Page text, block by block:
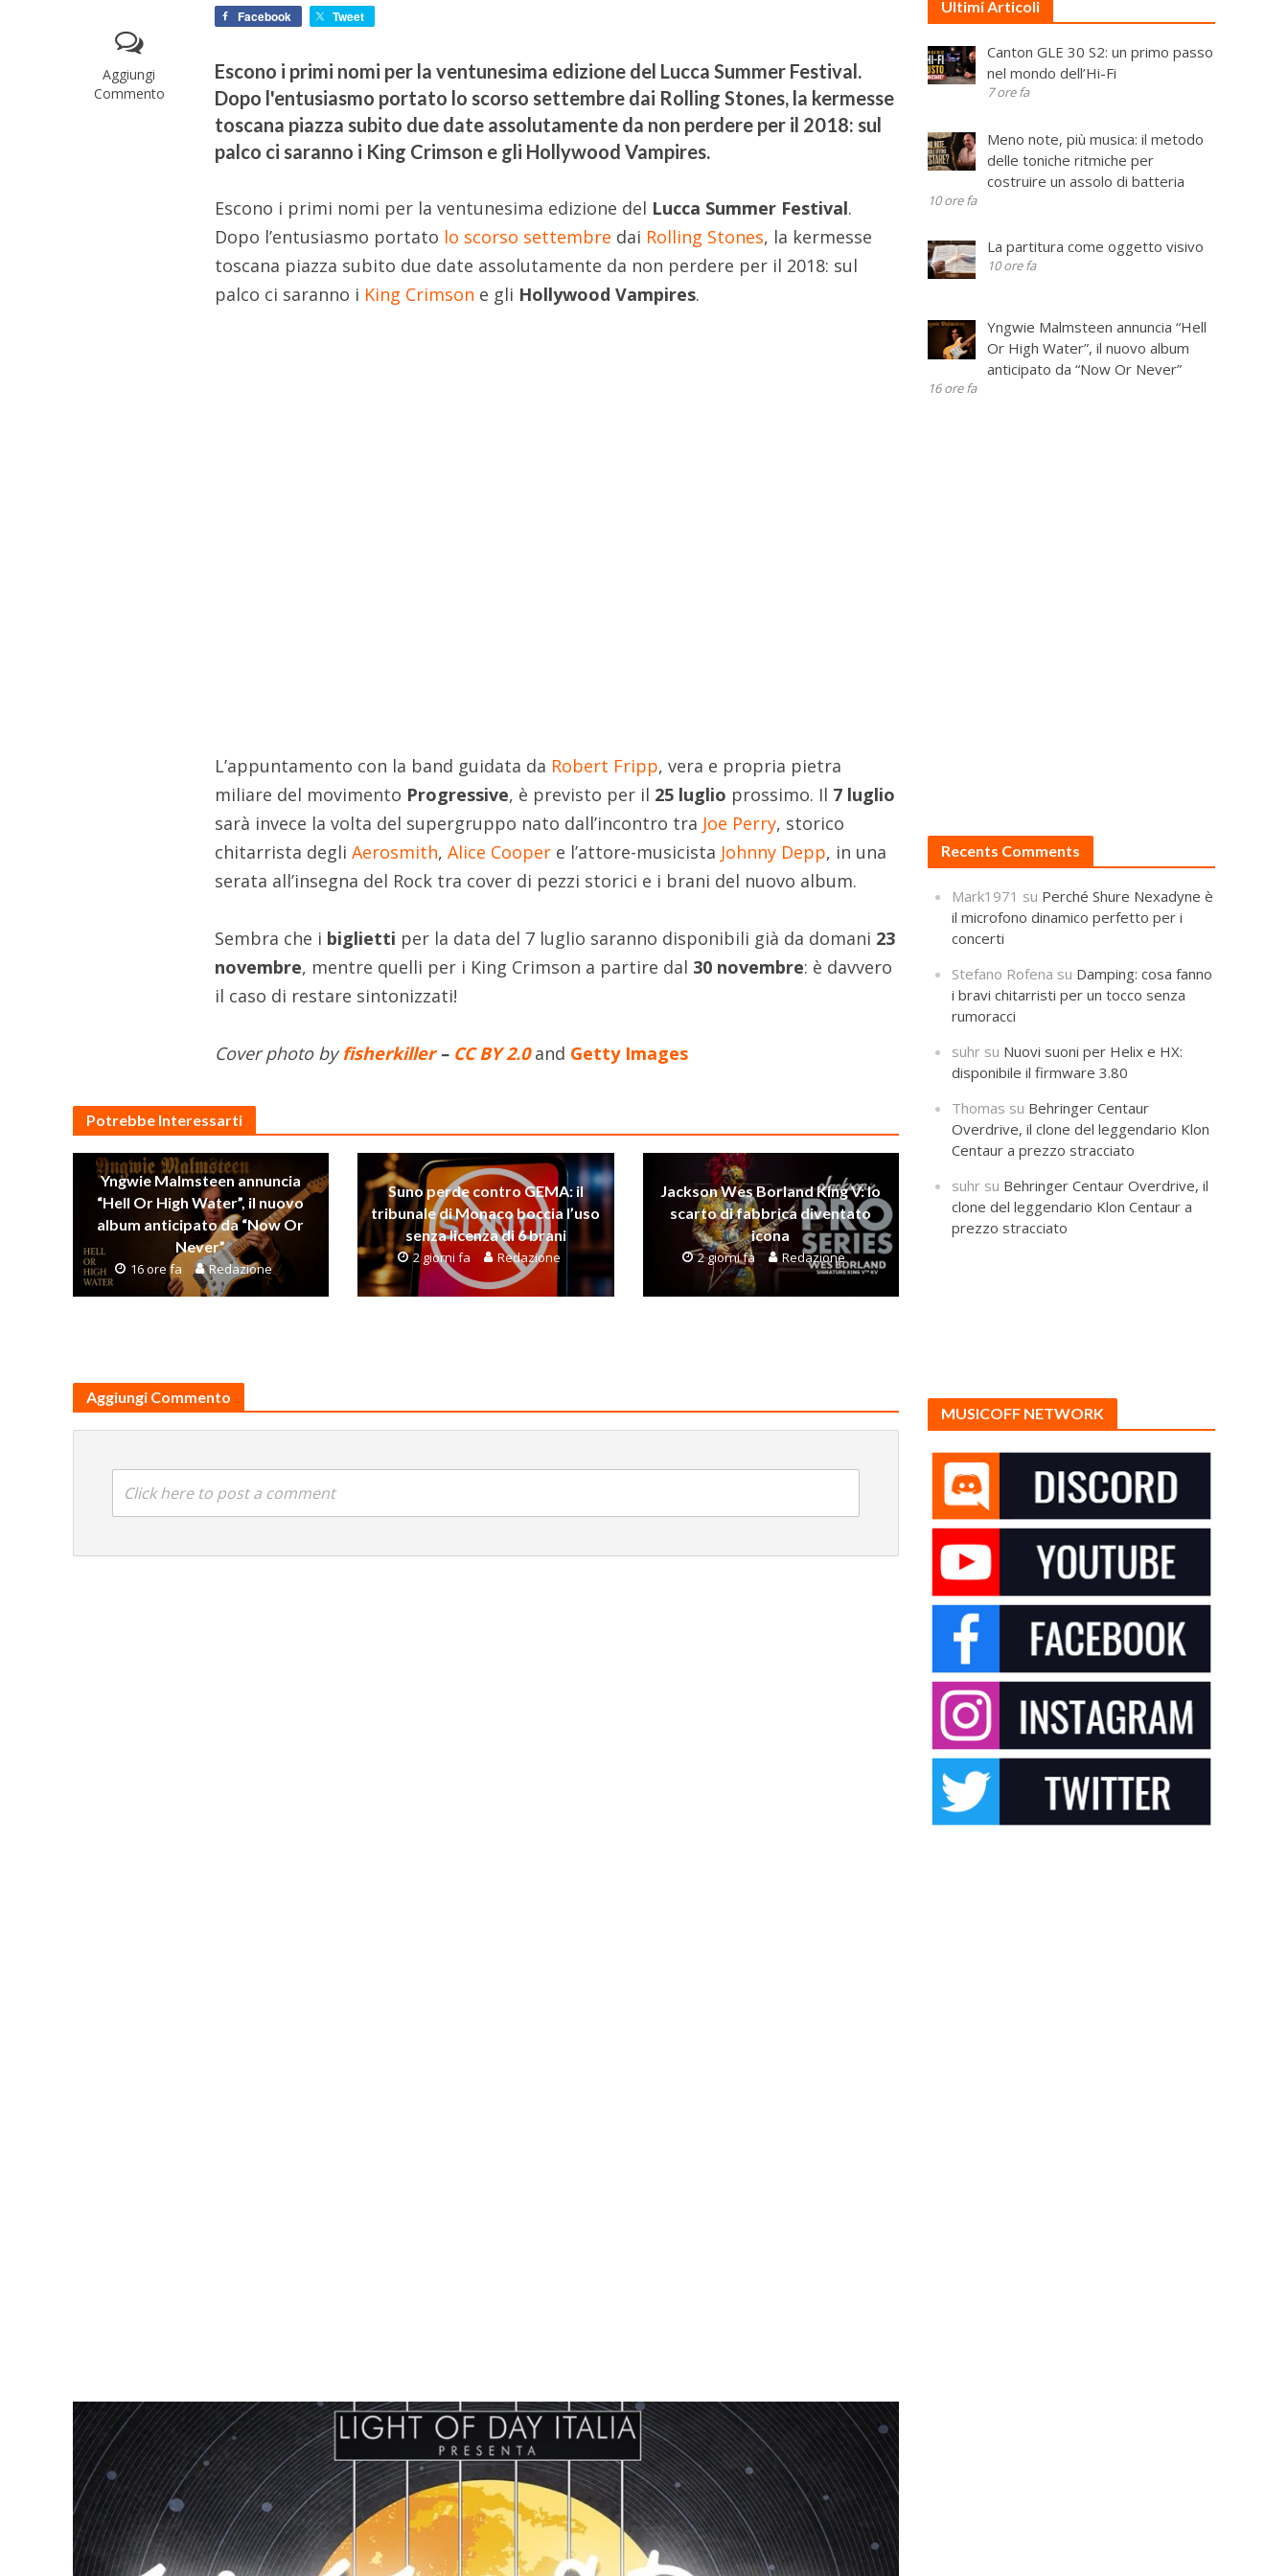
Aggiungi
Commento
Facebook Tweet
Escono i primi nomi per la ventunesima edizione del Lucca Summer Festival.
Dopo l'entusiasmo portato lo scorso settembre dai Rolling Stones, la kermesse
toscana piazza subito due date assolutamente da non perdere per il 2018: sul
palco ci saranno i King Crimson e gli Hollywood Vampires.
Escono i primi nomi per la ventunesima edizione del Lucca Summer Festival.
Dopo l’entusiasmo portato lo scorso settembre dai Rolling Stones, la kermesse
toscana piazza subito due date assolutamente da non perdere per il 2018: sul
palco ci saranno i King Crimson e gli Hollywood Vampires.
L’appuntamento con la band guidata da Robert Fripp, vera e propria pietra
miliare del movimento Progressive, è previsto per il 25 luglio prossimo. Il 7 luglio
sarà invece la volta del supergruppo nato dall’incontro tra Joe Perry, storico
chitarrista degliAerosmith,Alice Cooper e l’attore-musicista Johnny Depp, in una
serata all’insegna del Rock tra cover di pezzi storici e i brani del nuovo album.
Sembra che i biglietti per la data del 7 luglio saranno disponibili già da domani 23
novembre, mentre quelli per i King Crimson a partire dal 30 novembre: è davvero
il caso di restare sintonizzati!
Cover photo byfisherkiller– CC BY 2.0and Getty Images
Potrebbe Interessarti
Yngwie Malmsteen annuncia
“Hell Or High Water”, il nuovo
album anticipato da “Now Or
Never”
16 ore fa Redazione
Suno perde contro GEMA: il
tribunale di Monaco boccia l’uso
senza licenza di 6 brani
2 giorni fa Redazione
Jackson Wes Borland King V: lo
scarto di fabbrica diventato
icona
2 giorni fa Redazione
Aggiungi Commento
Click here to post a comment
Ultimi Articoli
Canton GLE 30 S2: un primo passo
nel mondo dell’Hi-Fi
7 ore fa
Meno note, più musica: il metodo
delle toniche ritmiche per
costruire un assolo di batteria
10 ore fa
La partitura come oggetto visivo
10 ore fa
Yngwie Malmsteen annuncia “Hell
Or High Water”, il nuovo album
anticipato da “Now Or Never”
16 ore fa
Recents Comments
Mark1971 su Perché Shure Nexadyne è
il microfono dinamico perfetto per i
concerti
Stefano Rofena su Damping: cosa fanno
i bravi chitarristi per un tocco senza
rumoracci
suhr su Nuovi suoni per Helix e HX:
disponibile il firmware 3.80
Thomas su Behringer Centaur
Overdrive, il clone del leggendario Klon
Centaur a prezzo stracciato
suhr su Behringer Centaur Overdrive, il
clone del leggendario Klon Centaur a
prezzo stracciato
MUSICOFF NETWORK